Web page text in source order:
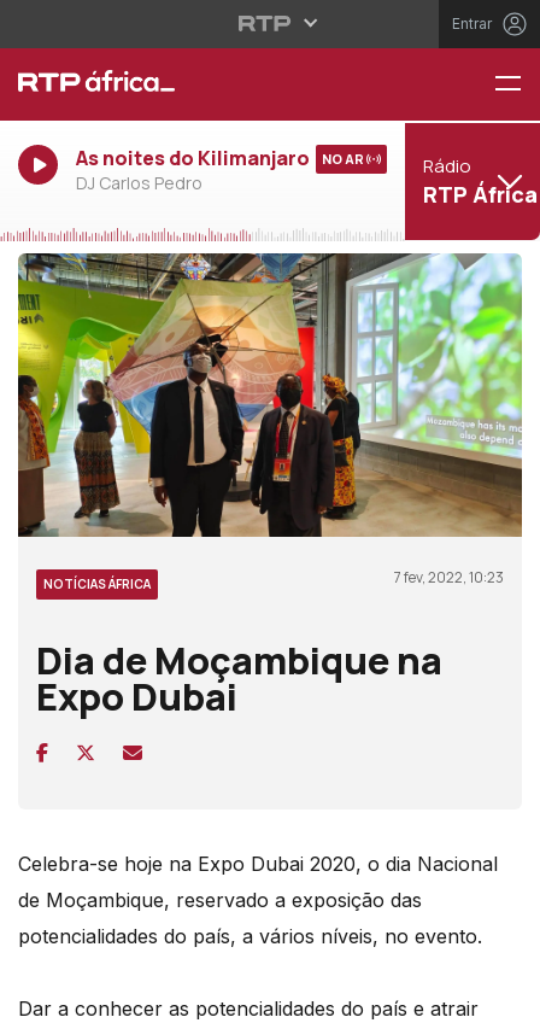
Entrar
As noites do Kilimanjaro
DJ Carlos Pedro
NO AR Rádio
RTP África
NOTÍCIAS ÁFRICA 7 fev, 2022, 10:23
Dia de Moçambique na
Expo Dubai
Celebra-se hoje na Expo Dubai 2020, o dia Nacional
de Moçambique, reservado a exposição das
potencialidades do país, a vários níveis, no evento.
Dar a conhecer as potencialidades do país e atrair